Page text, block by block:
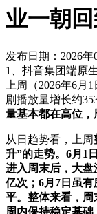
业一朝回
发布日期：2026年
1、抖音集团端原
上周（2026年6月
剧播放量增长约
量基本都在高位，
从日趋势看，上周
升”的走势。6月1
进入周末后，大盘
亿次；6月7日虽
平。整体来看，
周内保持稳定基